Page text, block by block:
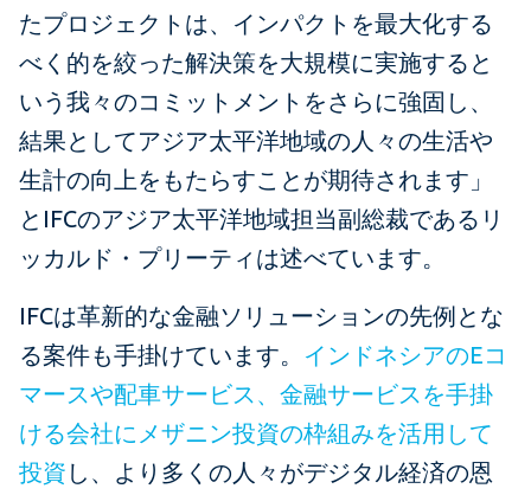
たプロジェクトは、インパクトを最大化する
べく的を絞った解決策を大規模に実施すると
いう我々のコミットメントをさらに強固し、
結果としてアジア太平洋地域の人々の生活や
生計の向上をもたらすことが期待されます」
とIFCのアジア太平洋地域担当副総裁であるリ
ッカルド・プリーティは述べています。
IFCは革新的な金融ソリューションの先例とな
る案件も手掛けています。 インドネシアのEコ
マースや配車サービス、金融サービスを手掛
ける会社にメザニン投資の枠組みを活用して
投資 し、より多くの人々がデジタル経済の恩